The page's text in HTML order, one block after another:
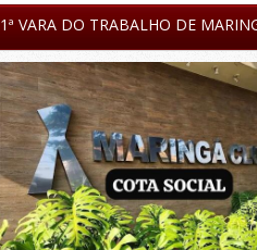
1ª VARA DO TRABALHO DE